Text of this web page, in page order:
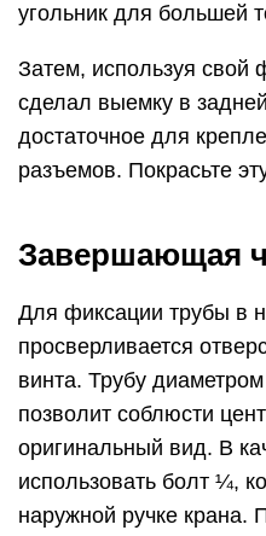
угольник для большей
Затем, используя свой
сделал выемку в
достаточное для
разъемов. Покрасьте
Завершающая
Для фиксации трубы в
просверливается
винта. Трубу
позволит соблюсти
оригинальный вид. В
использовать болт ¼,
наружной ручке